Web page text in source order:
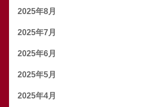
2025年8月
2025年7月
2025年6月
2025年5月
2025年4月